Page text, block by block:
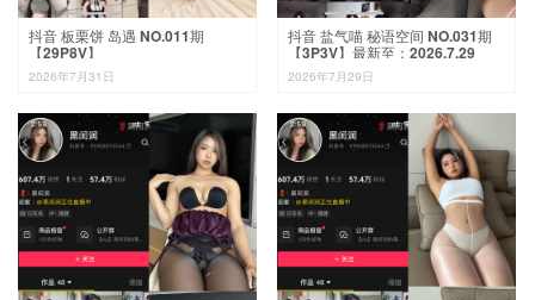
抖音 板栗饼 岛遇 NO.011期
【29P8V】
2026年7月31日
抖音 盐气喵 秘语空间 NO.031期
【3P3V】最新至：2026.7.29
2026年7月29日